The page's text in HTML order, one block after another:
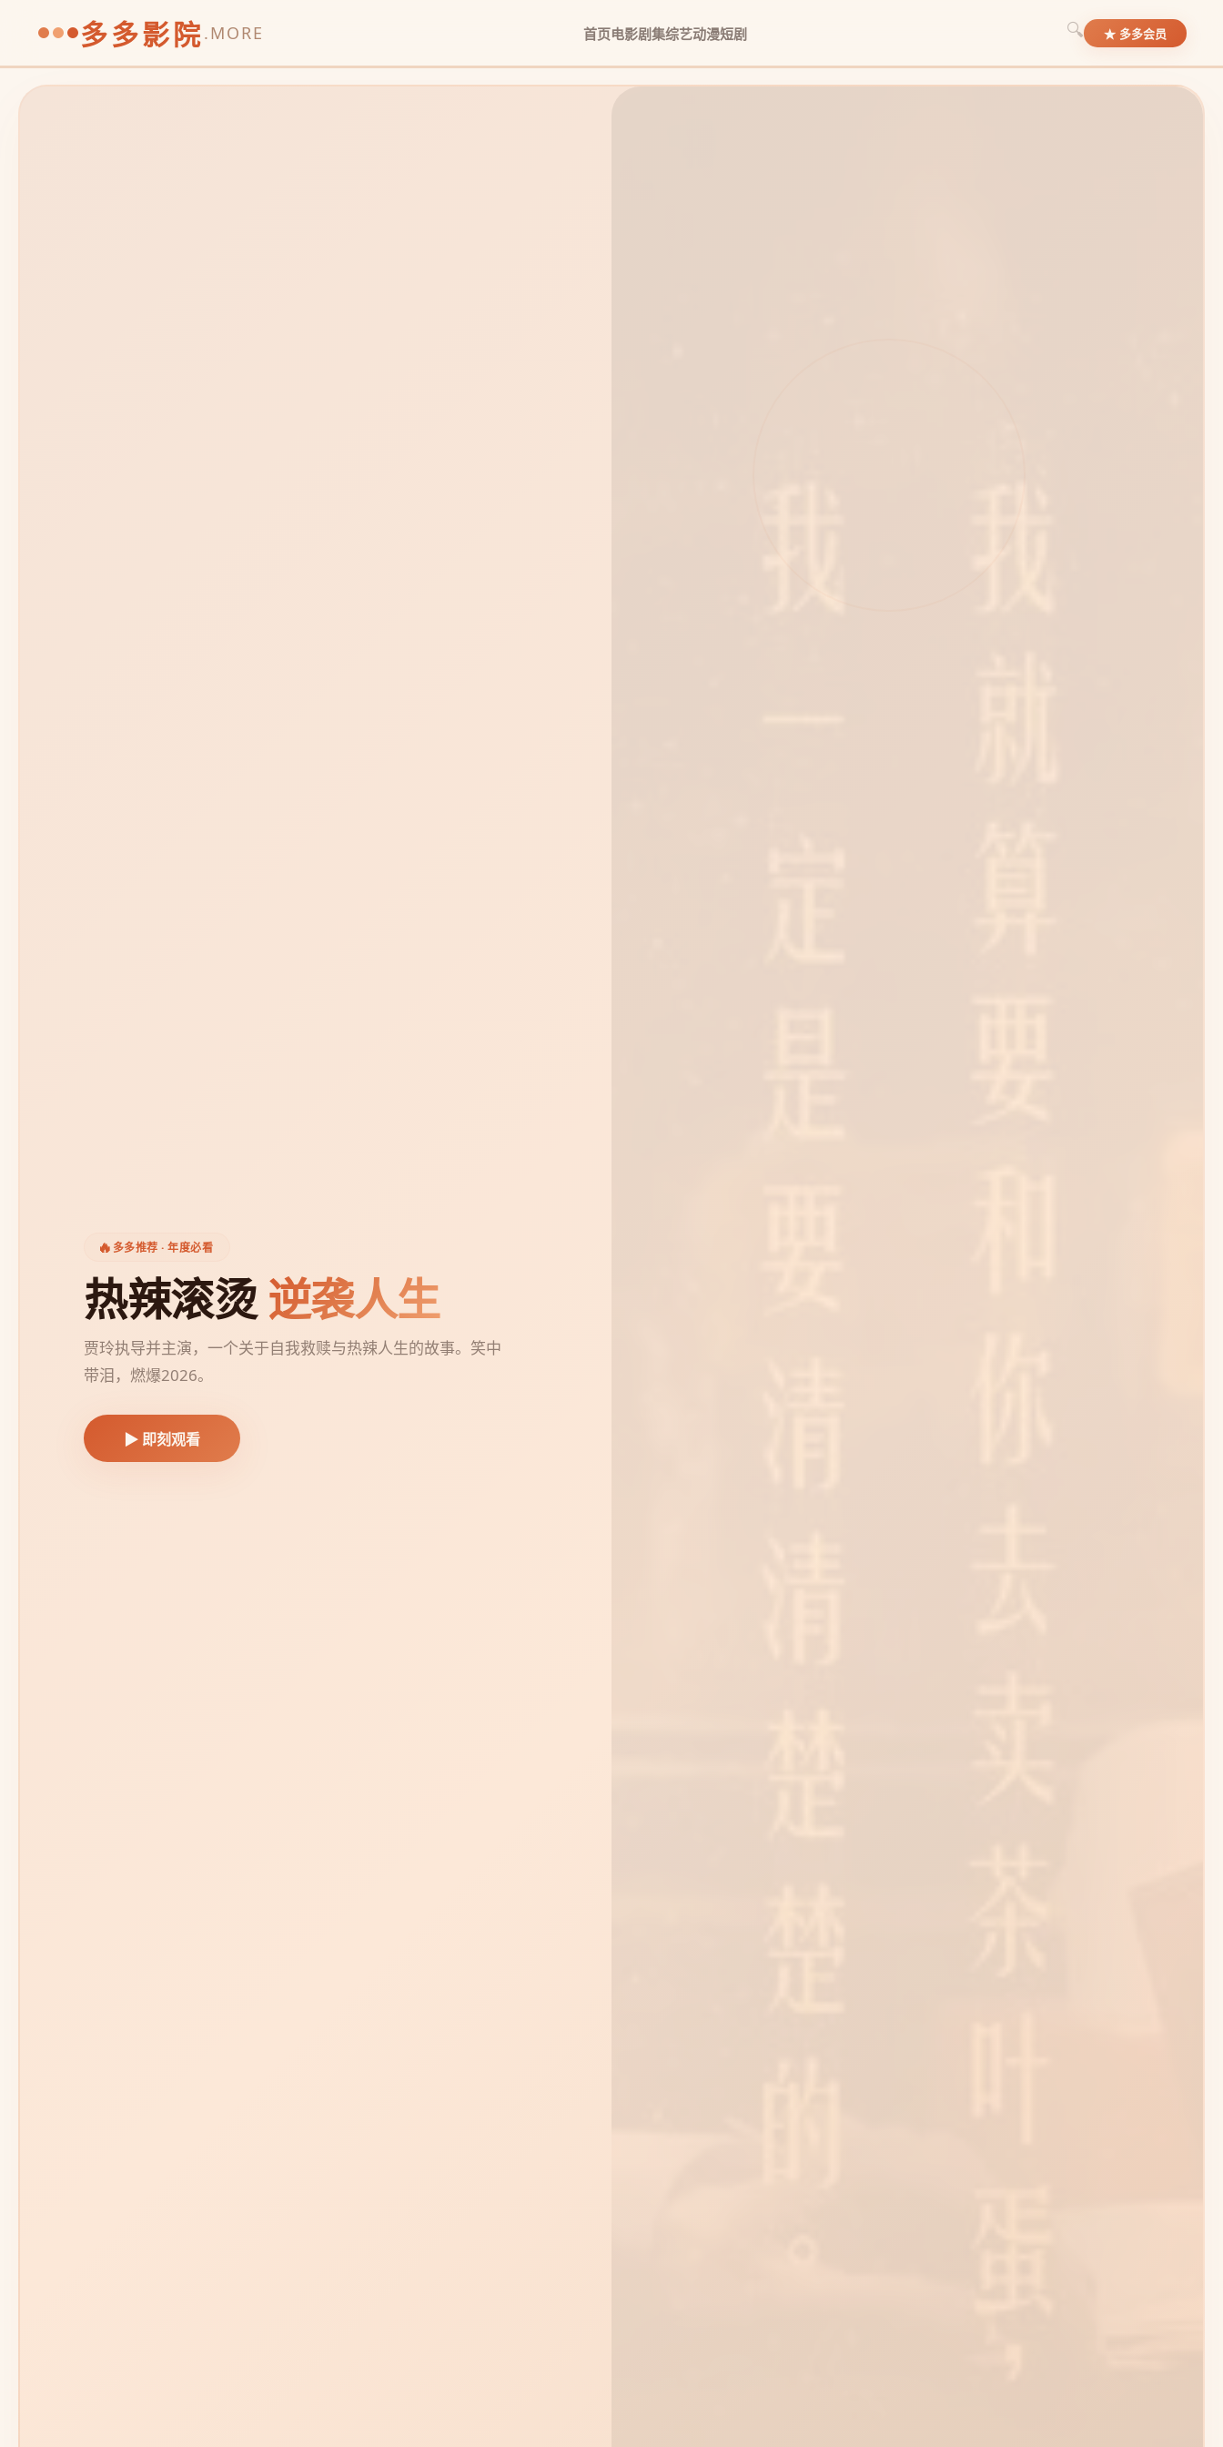
多多影院.MORE 首页电影剧集综艺动漫短剧 🔍 ★ 多多会员
🎤 热播剧集 · 口碑爆棚
我的阿勒泰治愈之旅
马伊琍、周依然主演，在阿勒泰的广阔天地中，寻找内心的宁
静与生活的诗意。
▶ 追剧全集